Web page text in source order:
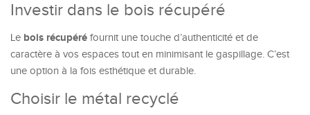
Investir dans le bois récupéré
Le bois récupéré fournit une touche d’authenticité et de
caractère à vos espaces tout en minimisant le gaspillage. C’est
une option à la fois esthétique et durable.
Choisir le métal recyclé